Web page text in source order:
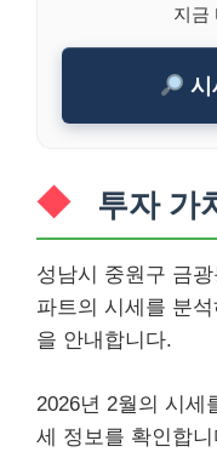
지금
투자 가
성남시 중원구 금
파트의 시세를 분
을 안내합니다.
2026년 2월의 시세
세 정보를 확인합